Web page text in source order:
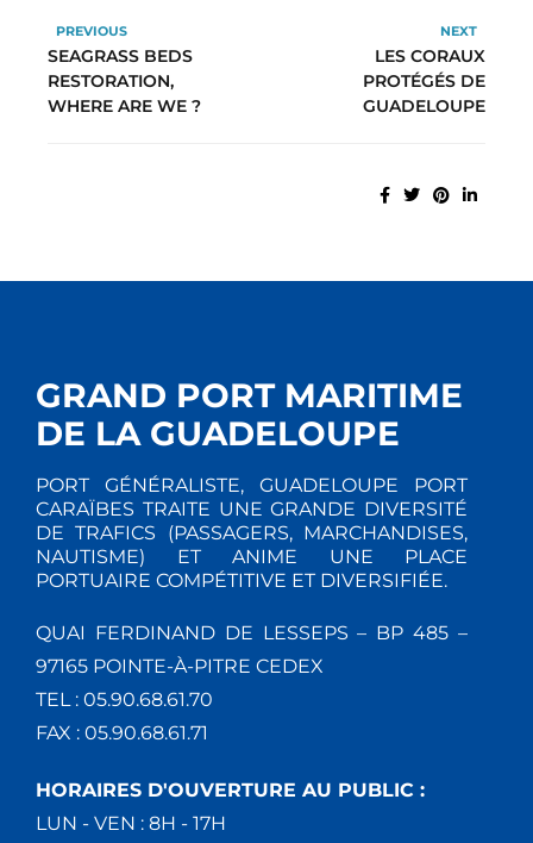
PREVIOUS
SEAGRASS BEDS
RESTORATION,
WHERE ARE WE ?
NEXT
LES CORAUX
PROTÉGÉS DE
GUADELOUPE
GRAND PORT MARITIME
DE LA GUADELOUPE
PORT GÉNÉRALISTE, GUADELOUPE PORT
CARAÏBES TRAITE UNE GRANDE DIVERSITÉ
DE TRAFICS (PASSAGERS, MARCHANDISES,
NAUTISME) ET ANIME UNE PLACE
PORTUAIRE COMPÉTITIVE ET DIVERSIFIÉE.
QUAI FERDINAND DE LESSEPS – BP 485 –
97165 POINTE-À-PITRE CEDEX
TEL : 05.90.68.61.70
FAX : 05.90.68.61.71
HORAIRES D'OUVERTURE AU PUBLIC :
LUN - VEN : 8H - 17H